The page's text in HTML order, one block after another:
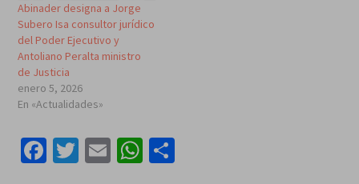
Abinader designa a Jorge
Subero Isa consultor jurídico
del Poder Ejecutivo y
Antoliano Peralta ministro
de Justicia
enero 5, 2026
En «Actualidades»
Facebook
Twitter
EmailWhatsApp
Compartir